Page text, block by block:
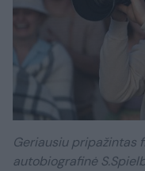
Geriausiu pripažintas
autobiografinė